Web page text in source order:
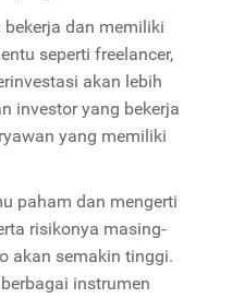
dan memiliki
seperti freelancer,
akan lebih
investor yang bekerja
yang memiliki
paham dan mengerti
risikonya masing-
akan semakin tinggi.
instrumen